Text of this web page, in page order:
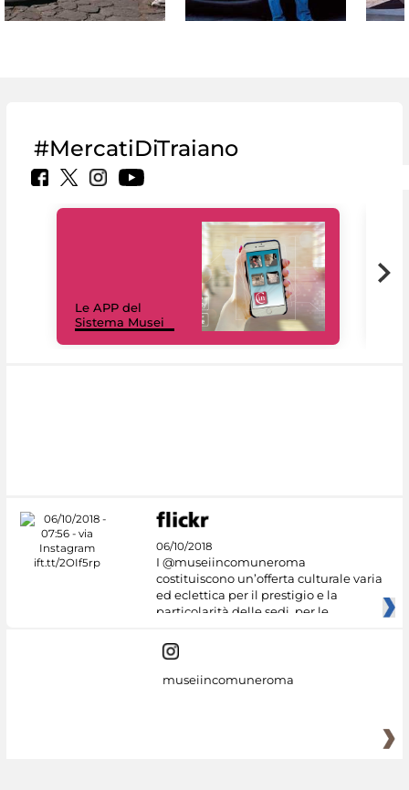
#MercatiDiTraiano
Le APP del
Sistema Musei
06/10/2018
I @museiincomuneroma
costituiscono un’offerta culturale varia
ed eclettica per il prestigio e la
particolarità delle sedi, per le
museiincomuneroma